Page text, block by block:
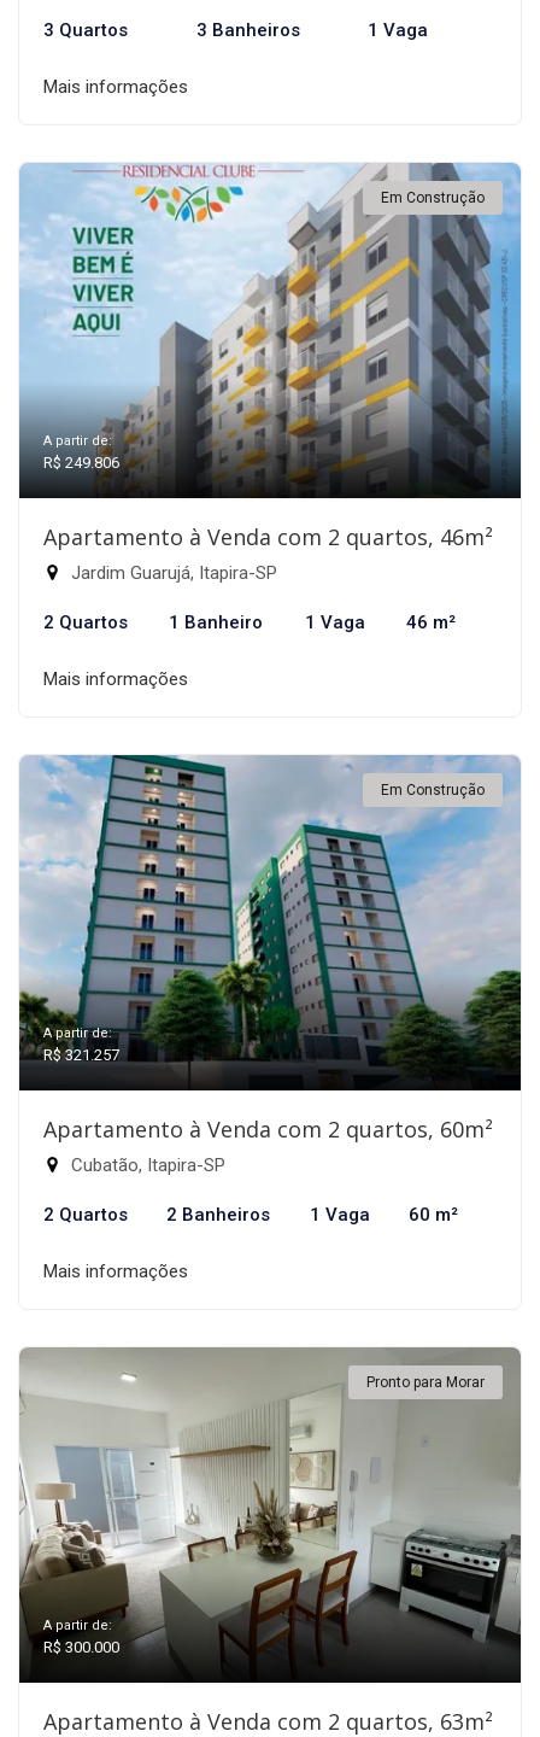
3 Quartos 3 Banheiros 1 Vaga
Mais informações
Em Construção
A partir de:
R$ 249.806
Apartamento à Venda com 2 quartos, 46m²
Jardim Guarujá, Itapira-SP
2 Quartos 1 Banheiro 1 Vaga 46 m²
Mais informações
Em Construção
A partir de:
R$ 321.257
Apartamento à Venda com 2 quartos, 60m²
Cubatão, Itapira-SP
2 Quartos 2 Banheiros 1 Vaga 60 m²
Mais informações
Pronto para Morar
A partir de:
R$ 300.000
Apartamento à Venda com 2 quartos, 63m²